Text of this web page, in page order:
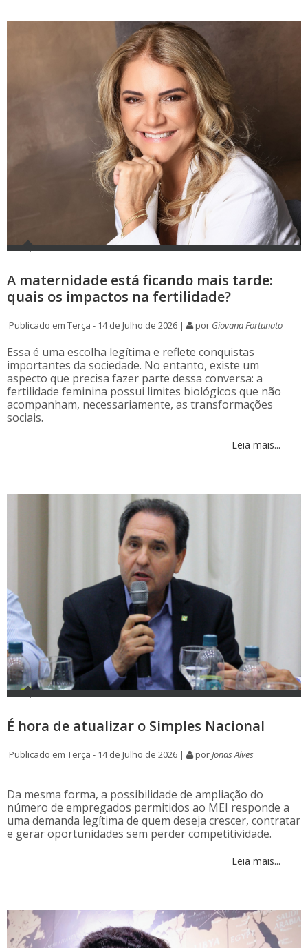
A maternidade está ficando mais tarde:
quais os impactos na fertilidade?
Publicado em Terça - 14 de Julho de 2026 | por Giovana Fortunato
Essa é uma escolha legítima e reflete conquistas
importantes da sociedade. No entanto, existe um
aspecto que precisa fazer parte dessa conversa: a
fertilidade feminina possui limites biológicos que não
acompanham, necessariamente, as transformações
sociais.
Leia mais...
É hora de atualizar o Simples Nacional
Publicado em Terça - 14 de Julho de 2026 | porJonas Alves
Da mesma forma, a possibilidade de ampliação do
número de empregados permitidos ao MEI responde a
uma demanda legítima de quem deseja crescer, contratar
e gerar oportunidades sem perder competitividade.
Leia mais...